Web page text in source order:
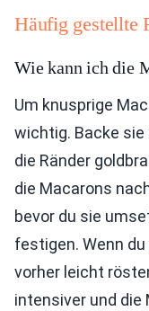
Häufig gestellte
Wie kann ich die
Um knusprige
wichtig. Backe
die Ränder
die Macarons
bevor du sie
festigen. Wenn
vorher leicht
intensiver und die